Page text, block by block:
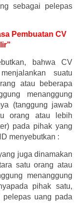
sebagai pelepas
Pembuatan CV
bahwa CV
suatu
atau beberapa
menanggung
(tanggung jawab
orang atau lebih
pada pihak yang
menyebutkan :
juga dinamakan
satu orang atau
menanggung
pihak satu,
uang pada